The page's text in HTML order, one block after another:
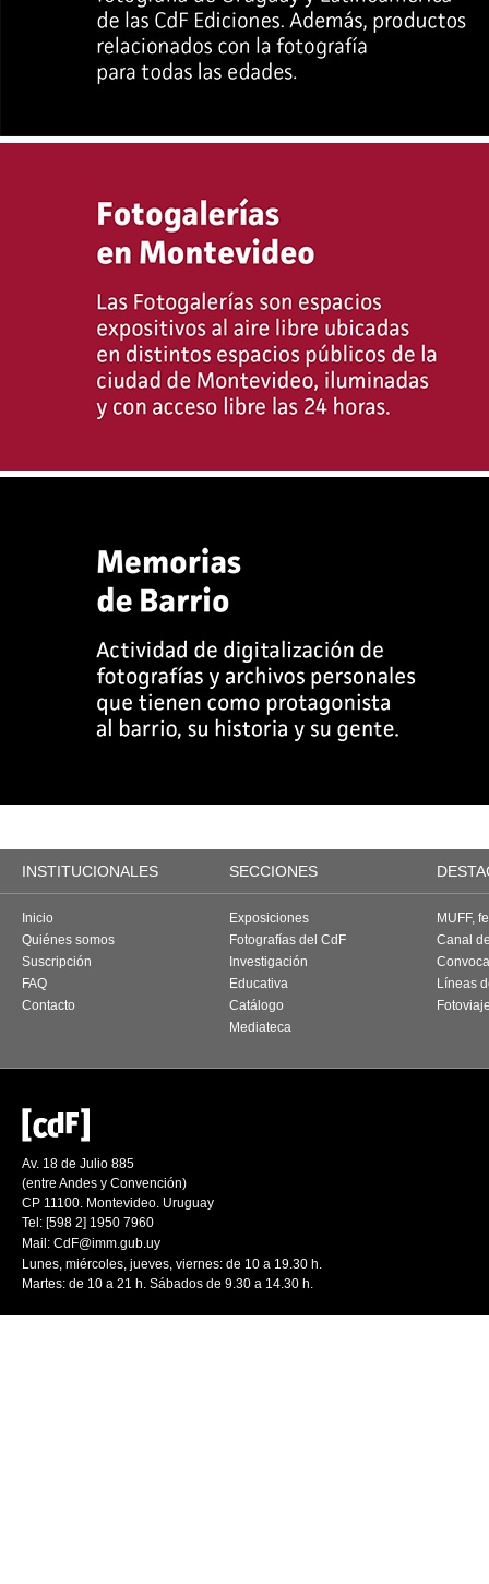
INSTITUCIONALES SECCIONES
Inicio
Quiénes somos
Suscripción
FAQ
Contacto
Exposiciones
Fotografías del CdF
Investigación
Educativa
Catálogo
Mediateca
MUFF,
Canal
Líneas
Av. 18 de Julio 885
(entre Andes y Convención)
CP 11100. Montevideo. Uruguay
Tel: [598 2] 1950 7960
Mail: CdF@imm.gub.uy
Lunes, miércoles, jueves, viernes: de 10 a 19.30 h.
Martes: de 10 a 21 h. Sábados de 9.30 a 14.30 h.